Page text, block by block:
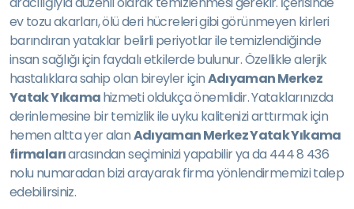
ev tozu akarları, ölü deri hücreleri gibi görünmeyen kirleri
barındıran yataklar belirli periyotlar ile temizlendiğinde
insan sağlığı için faydalı etkilerde bulunur. Özellikle alerjik
hastalıklara sahip olan bireyler içinAdıyaman Merkez
Yatak Yıkamahizmeti oldukça önemlidir. Yataklarınızda
derinlemesine bir temizlik ile uyku kalitenizi arttırmak için
hemen altta yer alanAdıyaman Merkez Yatak Yıkama
firmalarıarasından seçiminizi yapabilir ya da 444 8 436
nolu numaradan bizi arayarak firma yönlendirmemizi talep
edebilirsiniz.